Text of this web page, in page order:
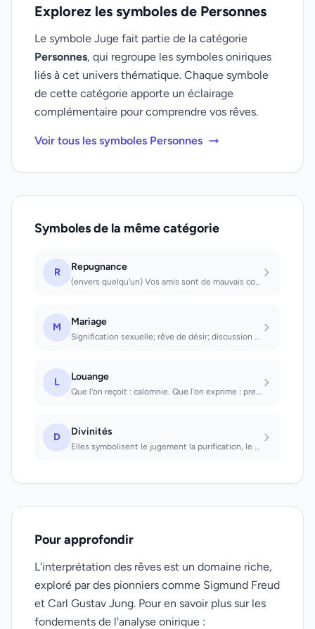
Explorez les symboles de Personnes
Le symbole Juge fait partie de la catégorie
Personnes, qui regroupe les symboles oniriques
liés à cet univers thématique. Chaque symbole
de cette catégorie apporte un éclairage
complémentaire pour comprendre vos rêves.
Voir tous les symboles Personnes
Symboles de la même catégorie
R Repugnance
(envers quelqu'un) Vos amis sont de mauvais conseillers (envers soi même) Vous a...
M Mariage
Signification sexuelle; rêve de désir; discussion au sujet d'un mariage à conclu...
L Louange
Que l'on reçoit : calomnie. Que l'on exprime : preuve de bonne amitié.
D Divinités
Elles symbolisent le jugement la purification, le bonheur durable
Pour approfondir
L'interprétation des rêves est un domaine riche,
exploré par des pionniers comme Sigmund Freud
et Carl Gustav Jung. Pour en savoir plus sur les
fondements de l'analyse onirique :